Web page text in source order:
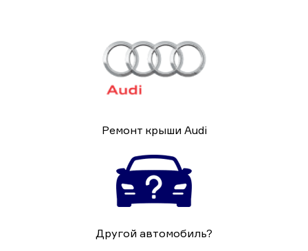
Ремонт крыши Audi
Другой автомобиль?